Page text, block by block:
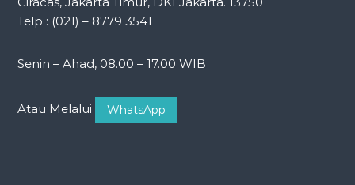
Telp : (021) – 8779 3541
Senin – Ahad, 08.00 – 17.00 WIB
Atau Melalui WhatsApp